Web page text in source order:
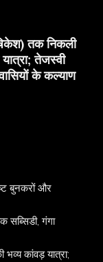
तक निकली
तेजस्वी
के कल्याण
बुनकरों और
सब्सिडी, गंगा
कांवड़ यात्रा;